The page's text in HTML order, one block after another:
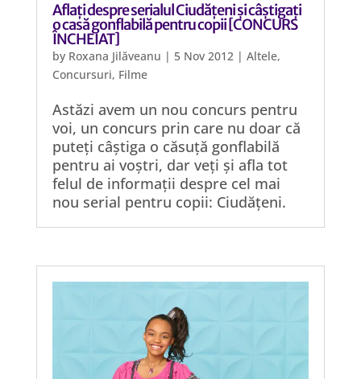
Aflați despre serialul Ciudățeni și câștigați
o casă gonflabilă pentru copii [CONCURS
ÎNCHEIAT]
by Roxana Jilăveanu | 5 Nov 2012| Altele,
Concursuri, Filme
Astăzi avem un nou concurs pentru
voi, un concurs prin care nu doar că
puteți câștiga o căsuță gonflabilă
pentru ai voștri, dar veți și afla tot
felul de informații despre cel mai
nou serial pentru copii: Ciudățeni.